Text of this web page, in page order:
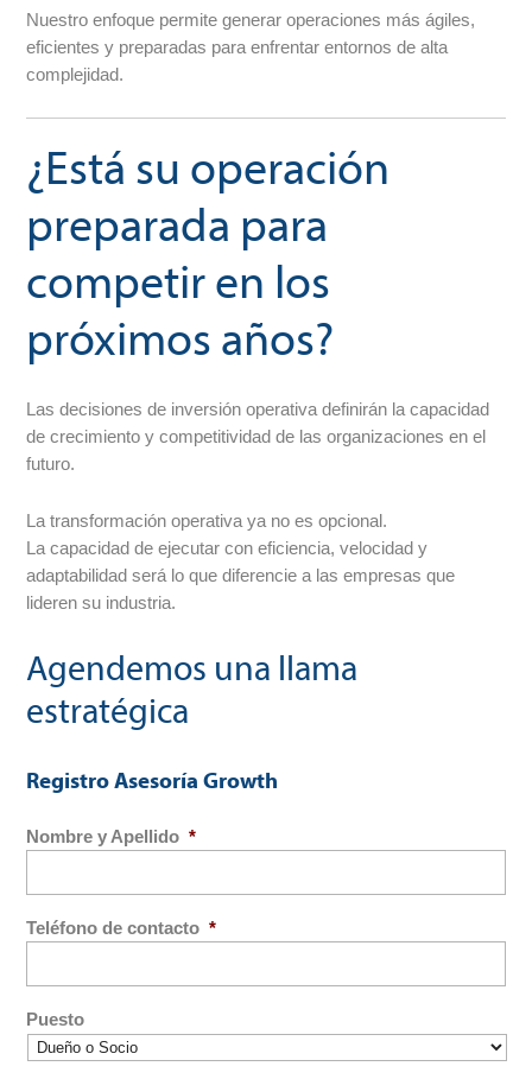
Nuestro enfoque permite generar operaciones más ágiles,
eficientes y preparadas para enfrentar entornos de alta
complejidad.
¿Está su operación
preparada para
competir en los
próximos años?
Las decisiones de inversión operativa definirán la capacidad
de crecimiento y competitividad de las organizaciones en el
futuro.
La transformación operativa ya no es opcional.
La capacidad de ejecutar con eficiencia, velocidad y
adaptabilidad será lo que diferencie a las empresas que
lideren su industria.
Agendemos una llama
estratégica
Registro Asesoría Growth
Nombre y Apellido *
Teléfono de contacto *
Puesto